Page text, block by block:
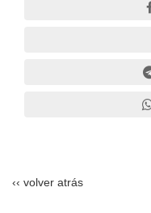
‹‹ volver atrás